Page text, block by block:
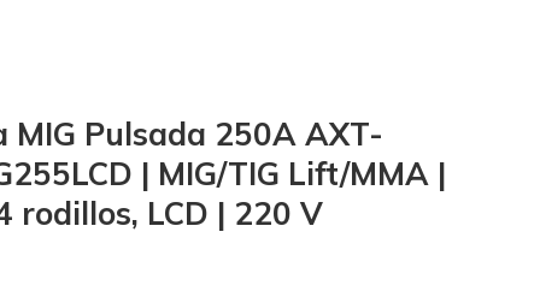
MIG Pulsada 250A AXT-
| MIG/TIG Lift/MMA |
rodillos, LCD | 220 V